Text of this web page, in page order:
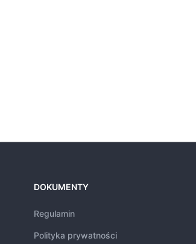
DOKUMENTY
Regulamin
Polityka prywatności